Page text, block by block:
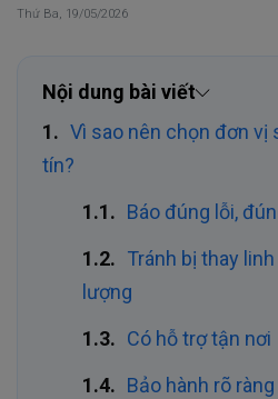
Thứ Ba, 19/05/2026
Nội dung bài viết
Vì sao nên chọn đơn vị
tín?
Báo đúng lỗi,
Tránh bị thay
lượng
Có hỗ trợ tận nơi
Bảo hành rõ ràng